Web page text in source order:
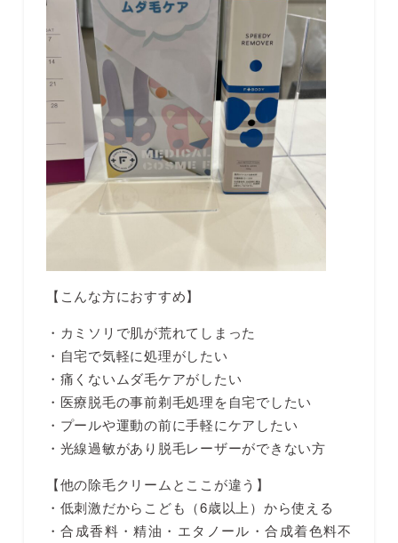
​【こんな方におすすめ】
・カミソリで肌が荒れてしまった
・自宅で気軽に処理がしたい
・痛くないムダ毛ケアがしたい
・医療脱毛の事前剃毛処理を自宅でしたい
・プールや運動の前に手軽にケアしたい
・光線過敏があり脱毛レーザーができない方
【他の除毛クリームとここが違う】
・低刺激だからこども（6歳以上）から使える
・合成香料・精油・エタノール・合成着色料不